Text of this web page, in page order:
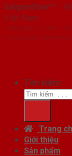
SaigonDoor™ -
Việt Nam
Copyright ⓒ 2016 –
vị chủ quản
Tìm kiếm:
Trang
Giới thiệu
Sản phẩm